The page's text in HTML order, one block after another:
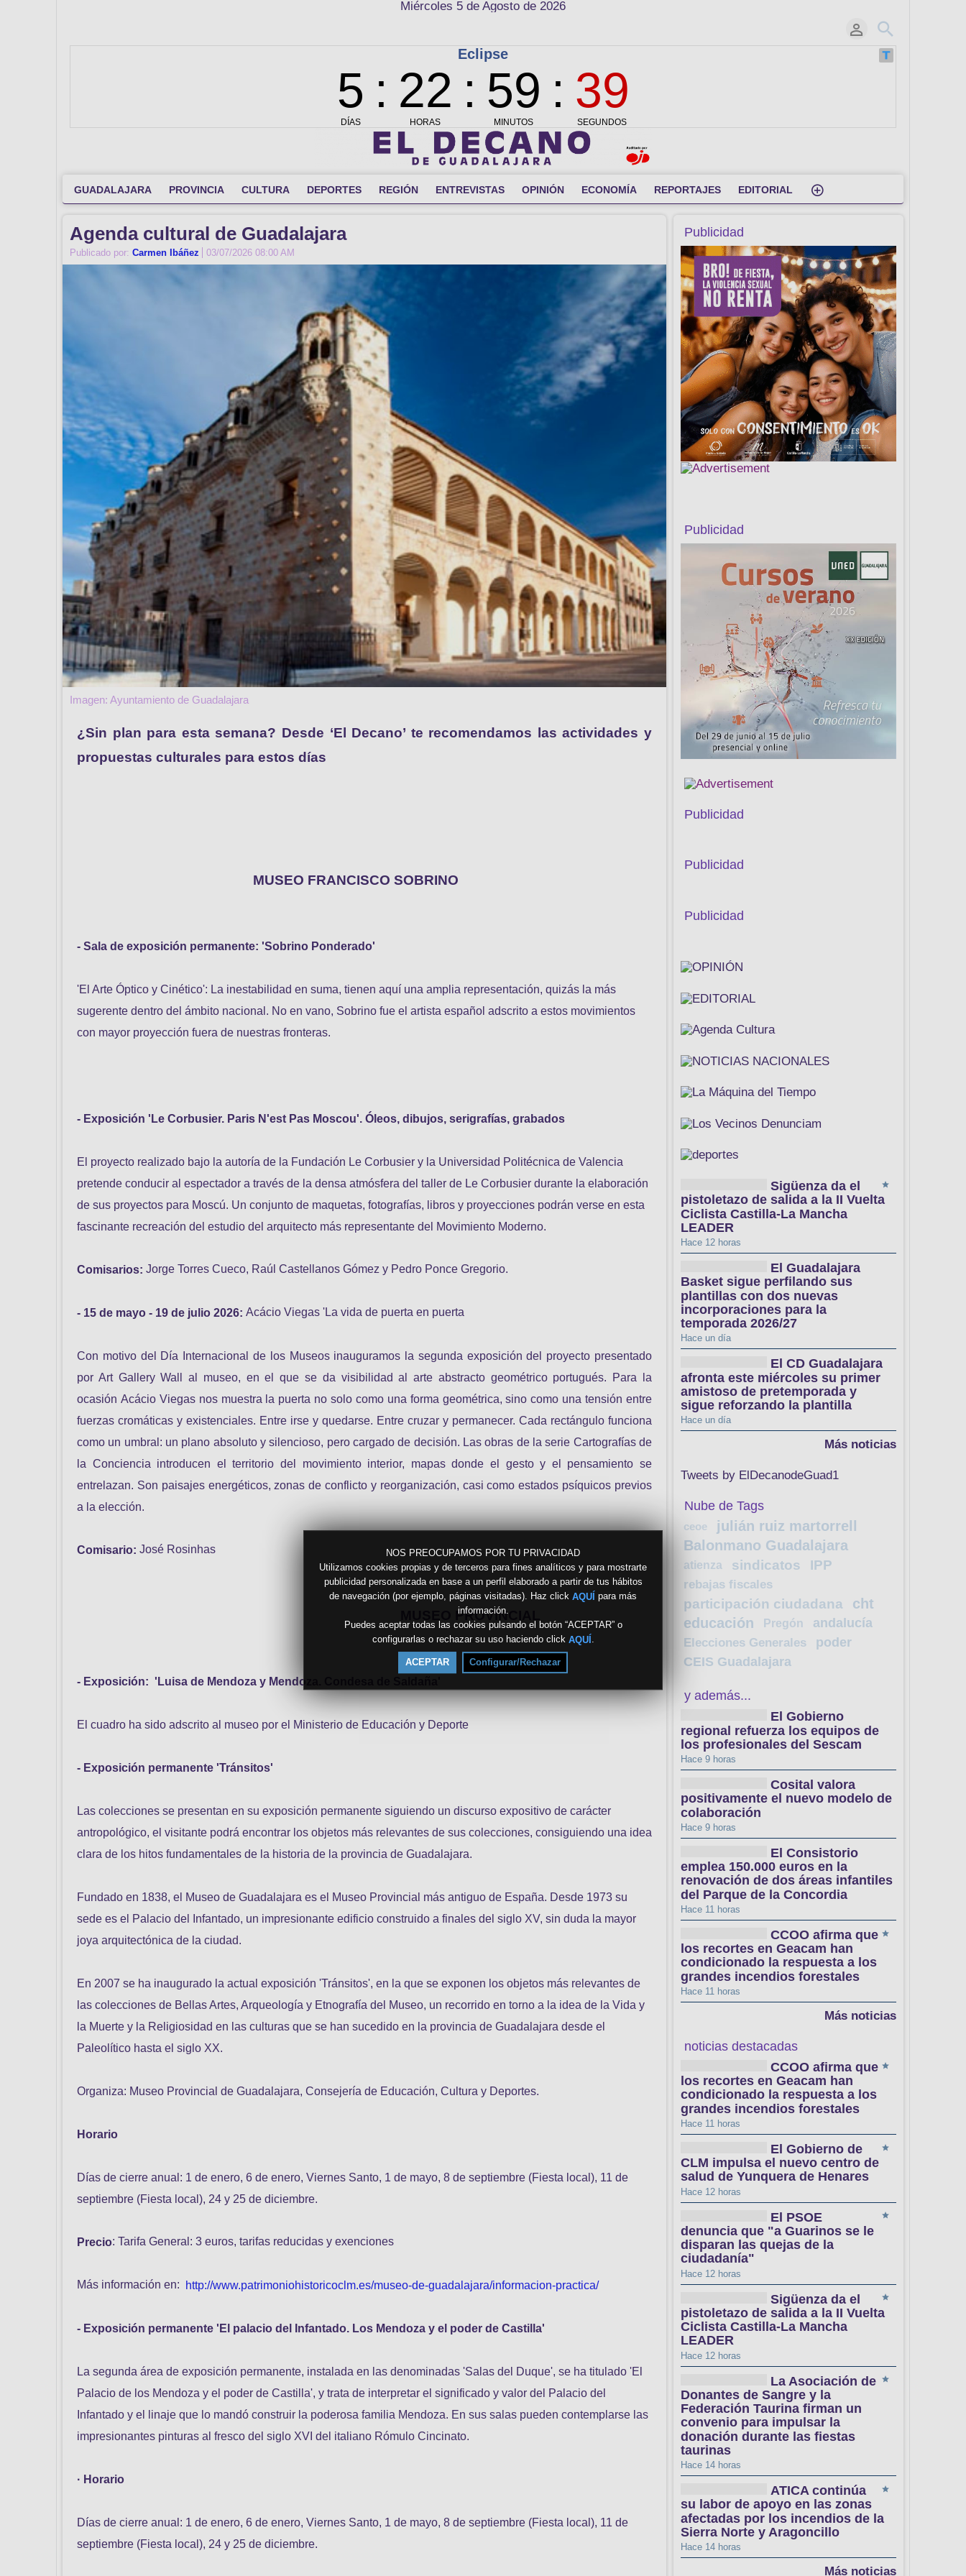
NOS PREOCUPAMOS POR TU PRIVACIDAD
Utilizamos cookies propias y de terceros para fines analíticos y para mostrarte
publicidad personalizada en base a un perfil elaborado a partir de tus hábitos
de navegación (por ejemplo, páginas visitadas). Haz click AQUÍ para más
información.
Puedes aceptar todas las cookies pulsando el botón “ACEPTAR” o
configurarlas o rechazar su uso haciendo click AQUÍ .
ACEPTAR Configurar/Rechazar
Miércoles 5 de Agosto de 2026
GUADALAJARA PROVINCIA CULTURA DEPORTES REGIÓN ENTREVISTAS OPINIÓN ECONOMÍA REPORTAJES EDITORIAL
Agenda cultural de Guadalajara
Publicado por: Carmen Ibáñez 03/07/2026 08:00 AM
Imagen: Ayuntamiento de Guadalajara
¿Sin plan para esta semana? Desde ‘El Decano’ te recomendamos las actividades y
propuestas culturales para estos días
MUSEO FRANCISCO SOBRINO
- Sala de exposición permanente: 'Sobrino Ponderado'
'El Arte Óptico y Cinético': La inestabilidad en suma, tienen aquí una amplia representación, quizás la más
sugerente dentro del ámbito nacional. No en vano, Sobrino fue el artista español adscrito a estos movimientos
con mayor proyección fuera de nuestras fronteras.
- Exposición 'Le Corbusier. Paris N'est Pas Moscou'. Óleos, dibujos, serigrafías, grabados
El proyecto realizado bajo la autoría de la Fundación Le Corbusier y la Universidad Politécnica de Valencia
pretende conducir al espectador a través de la densa atmósfera del taller de Le Corbusier durante la elaboración
de sus proyectos para Moscú. Un conjunto de maquetas, fotografías, libros y proyecciones podrán verse en esta
fascinante recreación del estudio del arquitecto más representante del Movimiento Moderno.
Comisarios: Jorge Torres Cueco, Raúl Castellanos Gómez y Pedro Ponce Gregorio.
- 15 de mayo - 19 de julio 2026: Acácio Viegas 'La vida de puerta en puerta
Con motivo del Día Internacional de los Museos inauguramos la segunda exposición del proyecto presentado
por Art Gallery Wall al museo, en el que se da visibilidad al arte abstracto geométrico portugués. Para la
ocasión Acácio Viegas nos muestra la puerta no solo como una forma geométrica, sino como una tensión entre
fuerzas cromáticas y existenciales. Entre irse y quedarse. Entre cruzar y permanecer. Cada rectángulo funciona
como un umbral: un plano absoluto y silencioso, pero cargado de decisión. Las obras de la serie Cartografías de
la Conciencia introducen el territorio del movimiento interior, mapas donde el gesto y el pensamiento se
entrelazan. Son paisajes energéticos, zonas de conflicto y reorganización, casi como estados psíquicos previos
a la elección.
Comisario: José Rosinhas
MUSEO PROVINCIAL
- Exposición: 'Luisa de Mendoza y Mendoza. Condesa de Saldaña'
El cuadro ha sido adscrito al museo por el Ministerio de Educación y Deporte
- Exposición permanente 'Tránsitos'
Las colecciones se presentan en su exposición permanente siguiendo un discurso expositivo de carácter
antropológico, el visitante podrá encontrar los objetos más relevantes de sus colecciones, consiguiendo una idea
clara de los hitos fundamentales de la historia de la provincia de Guadalajara.
Fundado en 1838, el Museo de Guadalajara es el Museo Provincial más antiguo de España. Desde 1973 su
sede es el Palacio del Infantado, un impresionante edificio construido a finales del siglo XV, sin duda la mayor
joya arquitectónica de la ciudad.
En 2007 se ha inaugurado la actual exposición 'Tránsitos', en la que se exponen los objetos más relevantes de
las colecciones de Bellas Artes, Arqueología y Etnografía del Museo, un recorrido en torno a la idea de la Vida y
la Muerte y la Religiosidad en las culturas que se han sucedido en la provincia de Guadalajara desde el
Paleolítico hasta el siglo XX.
Organiza: Museo Provincial de Guadalajara, Consejería de Educación, Cultura y Deportes.
Horario
Días de cierre anual: 1 de enero, 6 de enero, Viernes Santo, 1 de mayo, 8 de septiembre (Fiesta local), 11 de
septiembre (Fiesta local), 24 y 25 de diciembre.
Precio: Tarifa General: 3 euros, tarifas reducidas y exenciones
Más información en: http://www.patrimoniohistoricoclm.es/museo-de-guadalajara/informacion-practica/
- Exposición permanente 'El palacio del Infantado. Los Mendoza y el poder de Castilla'
La segunda área de exposición permanente, instalada en las denominadas 'Salas del Duque', se ha titulado 'El
Palacio de los Mendoza y el poder de Castilla', y trata de interpretar el significado y valor del Palacio del
Infantado y el linaje que lo mandó construir la poderosa familia Mendoza. En sus salas pueden contemplarse las
impresionantes pinturas al fresco del siglo XVI del italiano Rómulo Cincinato.
· Horario
Días de cierre anual: 1 de enero, 6 de enero, Viernes Santo, 1 de mayo, 8 de septiembre (Fiesta local), 11 de
septiembre (Fiesta local), 24 y 25 de diciembre.
Publicidad
Publicidad
Publicidad
Publicidad
Publicidad
Sigüenza da el
pistoletazo de salida a la II Vuelta
Ciclista Castilla-La Mancha
LEADER
Hace 12 horas
El Guadalajara
Basket sigue perfilando sus
plantillas con dos nuevas
incorporaciones para la
temporada 2026/27
Hace un día
El CD Guadalajara
afronta este miércoles su primer
amistoso de pretemporada y
sigue reforzando la plantilla
Hace un día
Más noticias
Tweets by ElDecanodeGuad1
Nube de Tags
ceoe
julián ruiz martorrell
Balonmano Guadalajara
atienza sindicatos IPP
rebajas fiscales
participación ciudadana
cht
educación
Pregón andalucía
Elecciones Generales
poder
CEIS Guadalajara
y además...
El Gobierno
regional refuerza los equipos de
los profesionales del Sescam
Hace 9 horas
Cosital valora
positivamente el nuevo modelo de
colaboración
Hace 9 horas
El Consistorio
emplea 150.000 euros en la
renovación de dos áreas infantiles
del Parque de la Concordia
Hace 11 horas
CCOO afirma que
los recortes en Geacam han
condicionado la respuesta a los
grandes incendios forestales
Hace 11 horas
Más noticias
noticias destacadas
CCOO afirma que
los recortes en Geacam han
condicionado la respuesta a los
grandes incendios forestales
Hace 11 horas
El Gobierno de
CLM impulsa el nuevo centro de
salud de Yunquera de Henares
Hace 12 horas
El PSOE
denuncia que "a Guarinos se le
disparan las quejas de la
ciudadanía"
Hace 12 horas
Sigüenza da el
pistoletazo de salida a la II Vuelta
Ciclista Castilla-La Mancha
LEADER
Hace 12 horas
La Asociación de
Donantes de Sangre y la
Federación Taurina firman un
convenio para impulsar la
donación durante las fiestas
taurinas
Hace 14 horas
ATICA continúa
su labor de apoyo en las zonas
afectadas por los incendios de la
Sierra Norte y Aragoncillo
Hace 14 horas
Más noticias